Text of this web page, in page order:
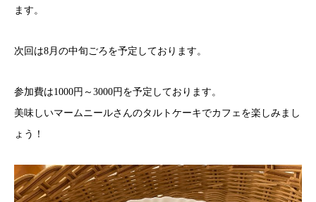
ます。
次回は8月の中旬ごろを予定しております。
参加費は1000円～3000円を予定しております。
美味しいマームニールさんのタルトケーキでカフェを楽しみまし
ょう！